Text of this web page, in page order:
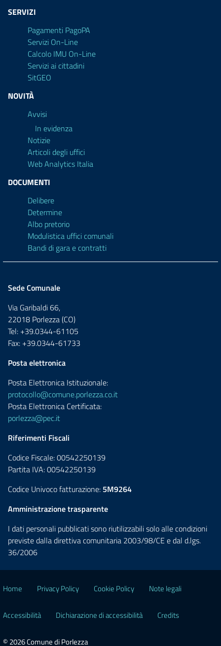
SERVIZI
Pagamenti PagoPA
Servizi On-Line
Calcolo IMU On-Line
Servizi ai cittadini
SitGEO
NOVITÀ
Avvisi
In evidenza
Notizie
Articoli degli uffici
Web Analytics Italia
DOCUMENTI
Delibere
Determine
Albo pretorio
Modulistica uffici comunali
Bandi di gara e contratti
Sede Comunale
Via Garibaldi 66,
22018 Porlezza (CO)
Tel: +39.0344-61105
Fax: +39.0344-61733
Posta elettronica
Posta Elettronica Istituzionale:
protocollo@comune.porlezza.co.it
Posta Elettronica Certificata:
porlezza@pec.it
Riferimenti Fiscali
Codice Fiscale: 00542250139
Partita IVA: 00542250139
Codice Univoco fatturazione: 5M9264
Amministrazione trasparente
I dati personali pubblicati sono riutilizzabili solo alle condizioni
previste dalla direttiva comunitaria 2003/98/CE e dal d.lgs.
36/2006
Home Privacy Policy Cookie Policy Note legali
Accessibilità Dichiarazione di accessibilità Credits
© 2026 Comune di Porlezza